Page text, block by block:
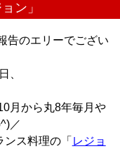
ン」
告のエリーでござい
、
月から丸8年毎月や
／
ス料理の「 レジョ